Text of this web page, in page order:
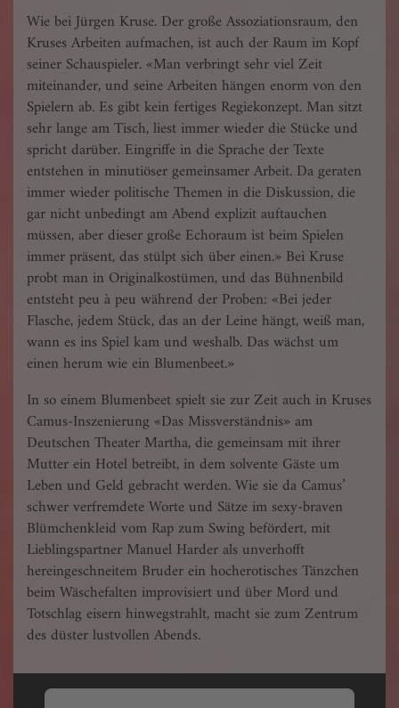
Wie bei Jürgen Kruse. Der große Assoziationsraum, den
Kruses Arbeiten aufmachen, ist auch der Raum im Kopf
seiner Schauspieler. «Man verbringt sehr viel Zeit
miteinander, und seine Arbeiten hängen enorm von den
Spielern ab. Es gibt kein fertiges Regiekonzept. Man sitzt
sehr lange am Tisch, liest immer wieder die Stücke und
spricht darüber. Eingriffe in die Sprache der Texte
entstehen in minutiöser gemeinsamer Arbeit. Da geraten
immer wieder politische Themen in die Diskussion, die
gar nicht unbedingt am Abend explizit auftauchen
müssen, aber dieser große Echoraum ist beim Spielen
immer präsent, das stülpt sich über einen.» Bei Kruse
probt man in Originalkostümen, und das Bühnenbild
entsteht peu à peu während der Proben: «Bei jeder
Flasche, jedem Stück, das an der Leine hängt, weiß man,
wann es ins Spiel kam und weshalb. Das wächst um
einen herum wie ein Blumenbeet.»
In so einem Blumenbeet spielt sie zur Zeit auch in Kruses
Camus-Inszenierung «Das Missverständnis» am
Deutschen Theater Martha, die gemeinsam mit ihrer
Mutter ein Hotel betreibt, in dem solvente Gäste um
Leben und Geld gebracht werden. Wie sie da Camus’
schwer verfremdete Worte und Sätze im sexy-braven
Blümchenkleid vom Rap zum Swing befördert, mit
Lieblingspartner Manuel Harder als unverhofft
hereingeschneitem Bruder ein hocherotisches Tänzchen
beim Wäschefalten improvisiert und über Mord und
Totschlag eisern hinwegstrahlt, macht sie zum Zentrum
des düster lustvollen Abends.